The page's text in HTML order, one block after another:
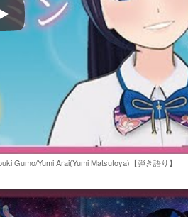
Gumo/Yumi Arai(Yumi Matsutoya)【弾き語り】